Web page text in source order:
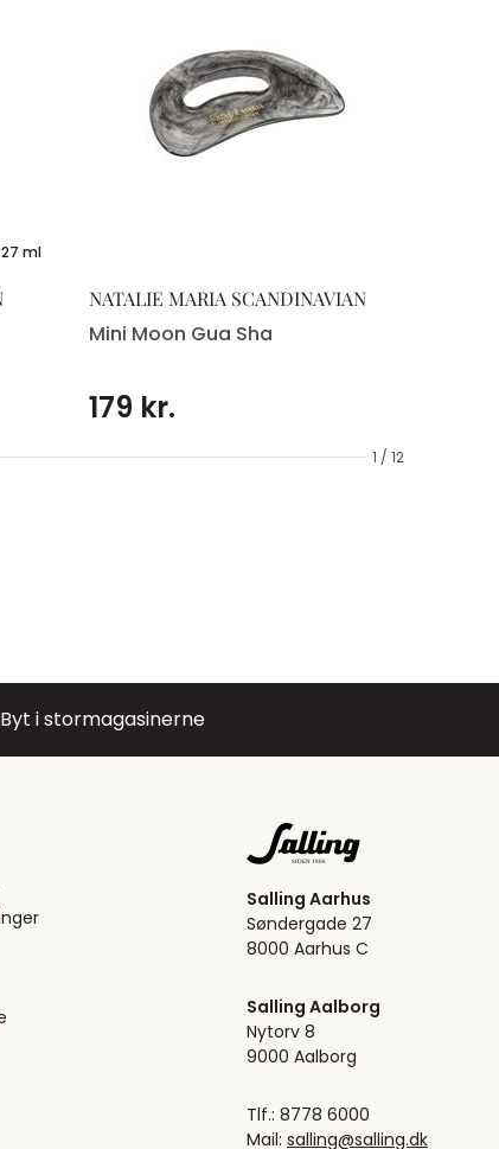
1 / 12
27 ml
NATALIE MARIA SCANDINAVIAN
Mini Moon Gua Sha
179 kr.
Byt i stormagasinerne
Salling Aarhus
Søndergade 27
8000 Aarhus C
Salling Aalborg
Nytorv 8
9000 Aalborg
Tlf.: 8778 6000
Mail: salling@salling.dk